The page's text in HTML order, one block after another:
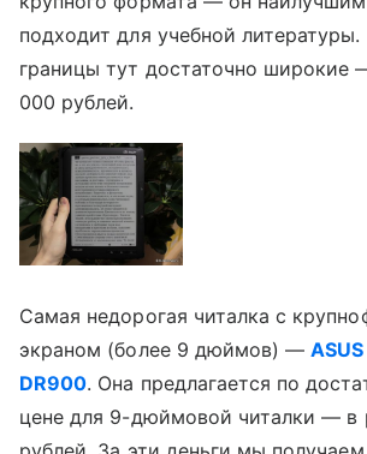
подходит для учебной
границы тут достаточно широкие
000 рублей.
Самая недорогая читалка с
экраном (более 9 дюймов) —
DR900. Она предлагается по
цене для 9-дюймовой читалки — в